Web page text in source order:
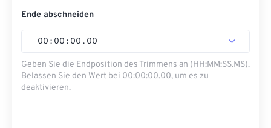
Ende abschneiden
00 : 00 : 00 . 00
Geben Sie die Endposition des Trimmens an (HH:MM:SS.MS).
Belassen Sie den Wert bei 00:00:00.00, um es zu
deaktivieren.